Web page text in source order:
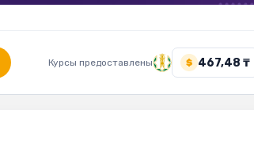
Курсы предоставлены $ 467,48 ₸